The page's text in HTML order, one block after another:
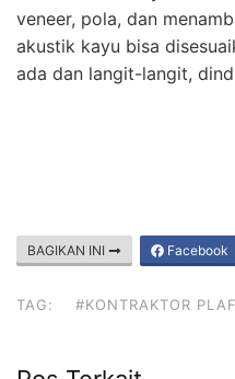
veneer, pola, dan
akustik kayu bisa
ada dan langit-langit,
BAGIKAN INI Facebook
TAG: #KONTRAKTOR